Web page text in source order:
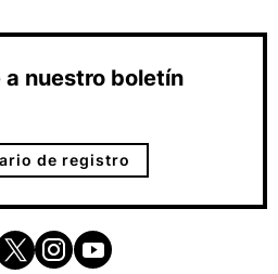
nuestro boletín
de registro